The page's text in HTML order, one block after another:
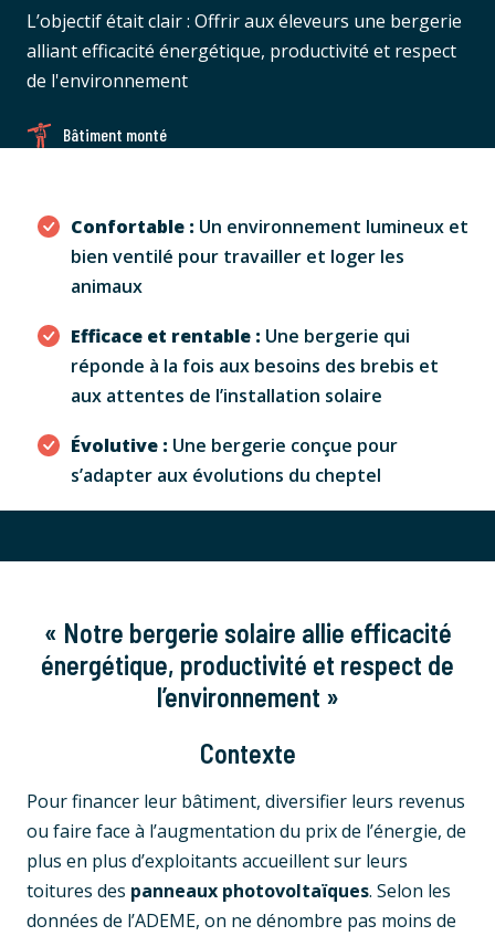
L’objectif était clair : Offrir aux éleveurs une bergerie
alliant efficacité énergétique, productivité et respect
de l'environnement
Bâtiment monté
Confortable : Un environnement lumineux et
bien ventilé pour travailler et loger les
animaux
Efficace et rentable : Une bergerie qui
réponde à la fois aux besoins des brebis et
aux attentes de l’installation solaire
Évolutive : Une bergerie conçue pour
s’adapter aux évolutions du cheptel
« Notre bergerie solaire allie efficacité
énergétique, productivité et respect de
l’environnement »
Contexte
Pour financer leur bâtiment, diversifier leurs revenus
ou faire face à l’augmentation du prix de l’énergie, de
plus en plus d’exploitants accueillent sur leurs
toitures des panneaux photovoltaïques. Selon les
données de l’ADEME, on ne dénombre pas moins de